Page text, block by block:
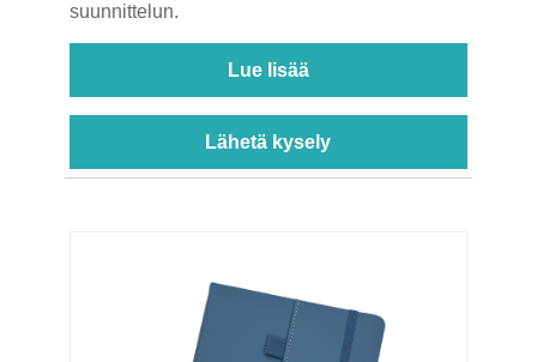
suunnittelun.
Lue lisää
Lähetä kysely